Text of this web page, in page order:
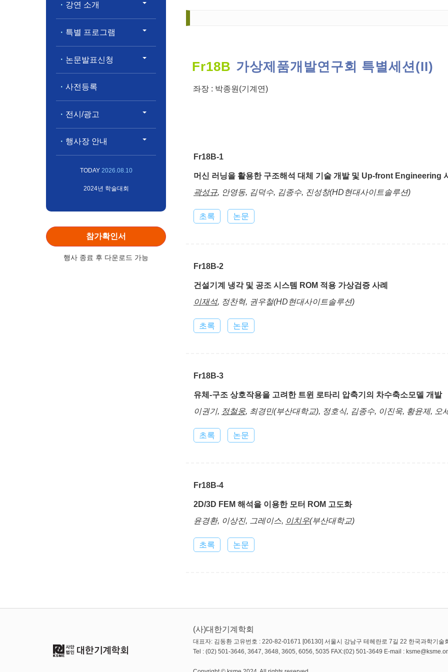
강연 소개
특별 프로그램
논문발표신청
사전등록
전시/광고
행사장 안내
TODAY 2026.08.10
2024년 학술대회
참가확인서
행사 종료 후 다운로드 가능
Fr18B 가상제품개발연구회 특별세션(II)
좌장 : 박종원(기계연)
Fr18B-1
머신 러닝을 활용한 구조해석 대체 기술 개발 및 Up-front Engineering
곽성규, 안영동, 김덕수, 김종수, 진성창(HD현대사이트솔루션)
초록 논문
Fr18B-2
건설기계 냉각 및 공조 시스템 ROM 적용 가상검증 사례
이재석, 정찬혁, 권우철(HD현대사이트솔루션)
초록 논문
Fr18B-3
유체-구조 상호작용을 고려한 트윈 로타리 압축기의 차수축소모델 개발
이권기, 정철웅, 최경민(부산대학교), 정호식, 김종수, 이진욱, 황윤제, 오
초록 논문
Fr18B-4
2D/3D FEM 해석을 이용한 모터 ROM 고도화
윤경환, 이상진, 그레이스, 이치우(부산대학교)
초록 논문
(사)대한기계학회
대표자: 김동환 고유번호 : 220-82-01671 [06130] 서울시 강남구 테헤란로 7길 22 한국과학기술
Tel : (02) 501-3646, 3647, 3648, 3605, 6056, 5035 FAX:(02) 501-3649 E-mail :